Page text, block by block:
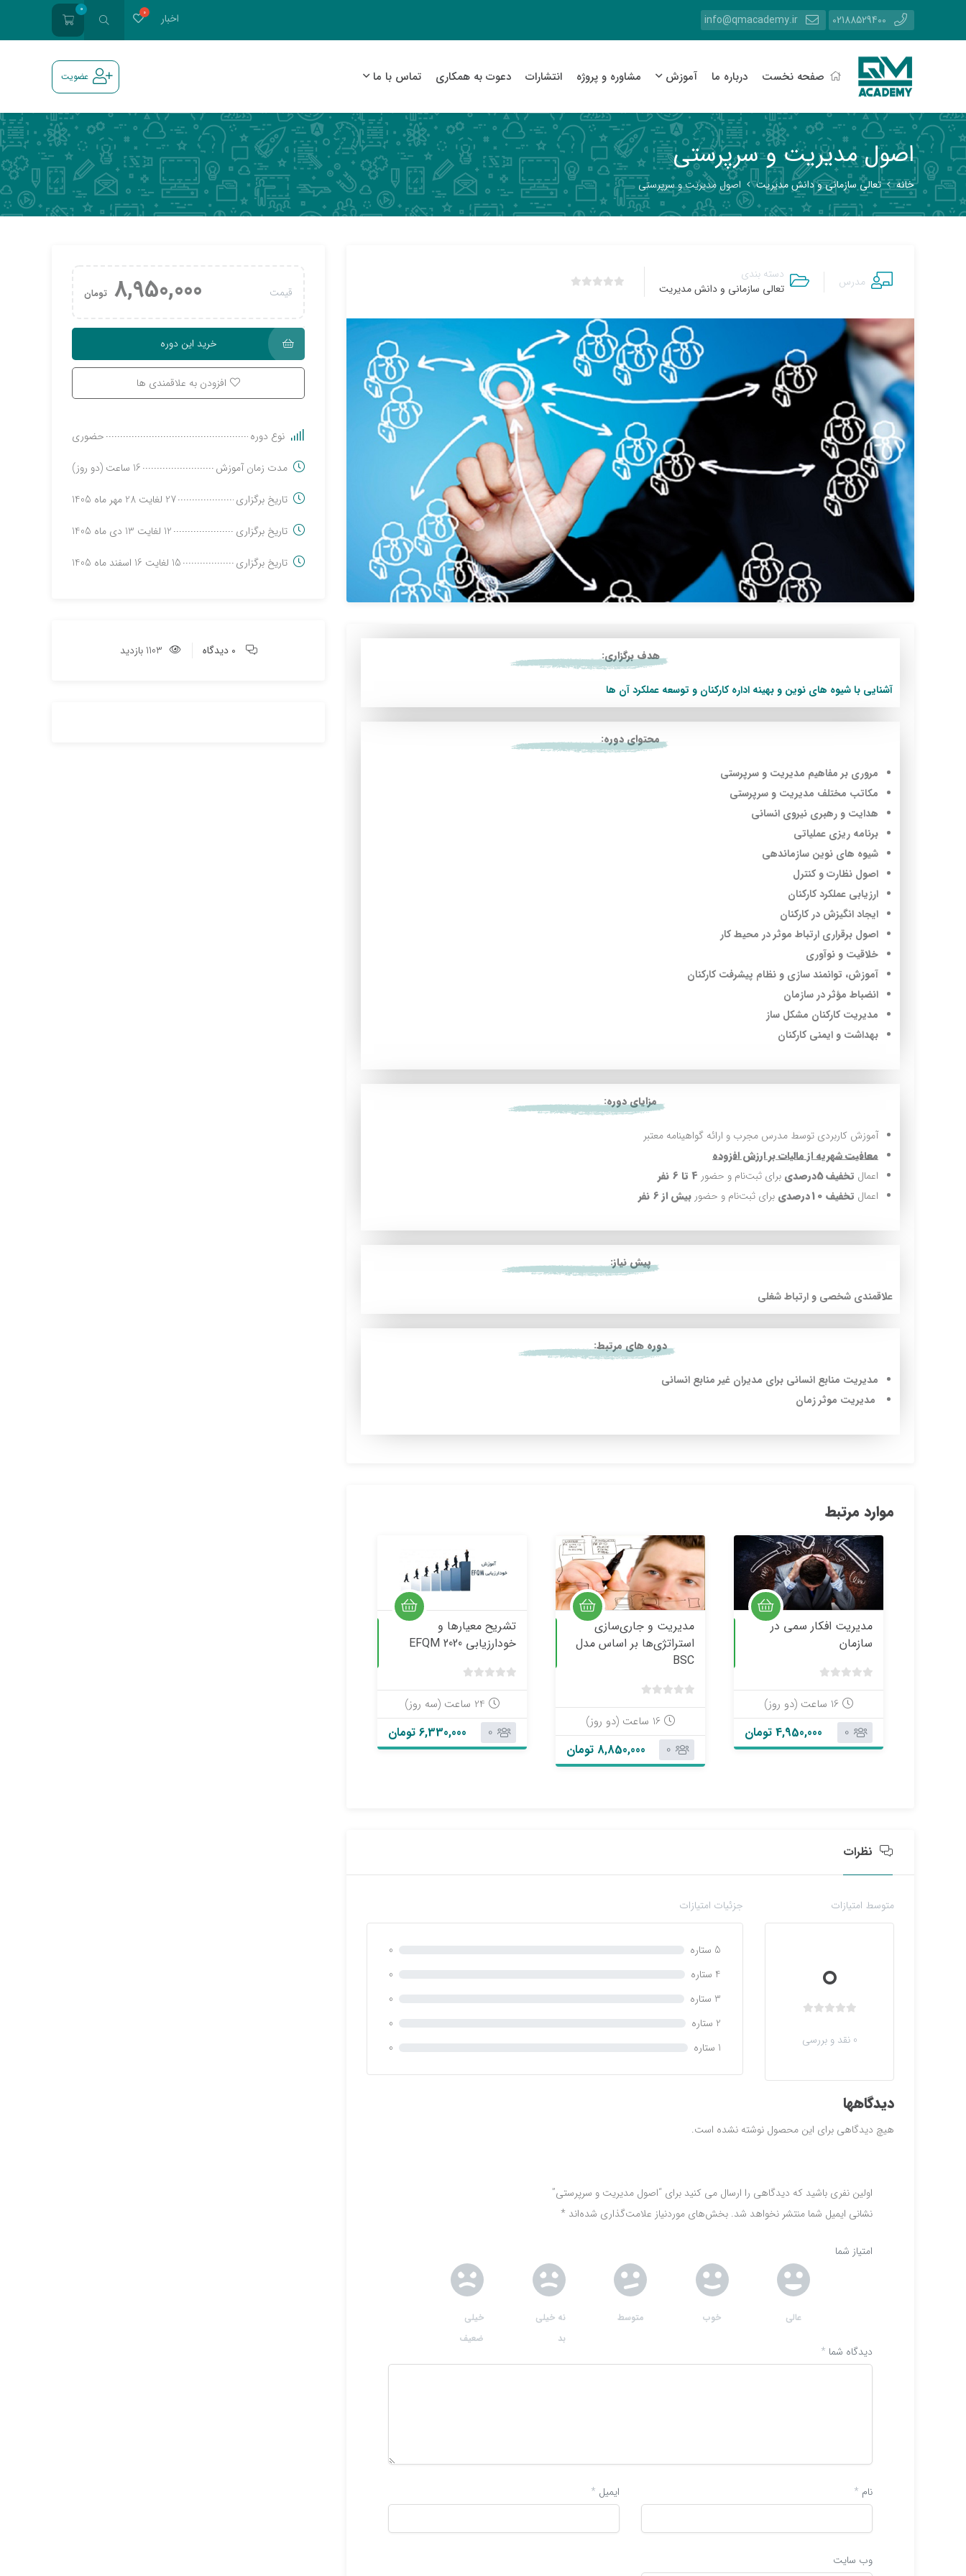
02188529400
info@qmacademy.ir اخبار
0
صفحه نخست درباره ما آموزش مشاوره و پروژه انتشارات دعوت به همکاری تماس با ما عضویت
اصول مديريت و سرپرستي
خانه تعالی سازمانی و دانش مدیریت اصول مديريت و سرپرستي
مدرس
دسته بندی
تعالی سازمانی و دانش مدیریت
ن
ت
ا
ر
ا
ی
هدف برگزاری:
آشنايي با شيوه هاي نوين و بهینه اداره کارکنان و توسعه عملکرد آن ها
محتوای دوره:
مروري بر مفاهيم مديريت و سرپرستي
مکاتب مختلف مديريت و سرپرستي
هدايت و رهبري نيروي انساني
برنامه ريزي عملياتي
شيوه هاي نوین سازماندهي
اصول نظارت و کنترل
ارزيابي عملکرد کارکنان
ايجاد انگيزش در كاركنان
اصول برقراری ارتباط موثر در محیط کار
خلاقيت و نوآوري
آموزش، توانمند سازی و نظام پیشرفت كاركنان
انضباط مؤثر در سازمان
مديريت كاركنان مشکل ساز
بهداشت و ايمني كاركنان
مزایای دوره:
آموزش کاربردی توسط مدرس مجرب و ارائه گواهینامه معتبر
معافیت شهریه از مالیات بر ارزش افزوده
اعمال تخفیف5درصدی برای ثبت‌نام و حضور 4 تا 6 نفر
اعمال تخفیف 10درصدی برای ثبت‌نام و حضور بیش از 6 نفر
پیش نیاز:
علاقمندی شخصی و ارتباط شغلی
دوره های مرتبط:
مدیریت منابع انسانی براى مدیران غیر منابع انسانى
مدیریت موثر زمان
موارد مرتبط
مدیریت افکار سمی در
سازمان
ب
د
و
ن
ا
0
4,950,000 تومان
مدیریت و جاری‌سازی
استراتژی‌ها بر اساس مدل
BSC
ب
د
و
ن
ا
0
8,850,000 تومان
تشریح معیارها و
خودارزیابی EFQM 2020
ب
د
و
ن
ا
0
6,330,000 تومان
نظرات
متوسط امتیازات
0
د
ا
ی
ر
ی
0 نقد و بررسی
جزئیات امتیازات
5 ستاره
0
4 ستاره
0
3 ستاره
0
2 ستاره
0
1 ستاره
0
دیدگاهها
هیچ دیدگاهی برای این محصول نوشته نشده است.
اولین نفری باشید که دیدگاهی را ارسال می کنید برای “اصول مديريت و سرپرستي”
نشانی ایمیل شما منتشر نخواهد شد. بخش‌های موردنیاز علامت‌گذاری شده‌اند *
امتیاز شما
خیلی
ضعیف
نه خیلی
بد
متوسط خوب عالی
دیدگاه شما *
نام * ایمیل *
وب‌ سایت
قیمت 8,950,000 تومان
خرید این دوره
افزودن به علاقمندی ها
نوع دوره
حضوری
مدت زمان آموزش
16 ساعت (دو روز)
تاریخ برگزاری
27 لغایت 28 مهر ماه 1405
تاریخ برگزاری
12 لغایت 13 دی ماه 1405
تاریخ برگزاری
15 لغایت 16 اسفند ماه 1405
1103 بازدید